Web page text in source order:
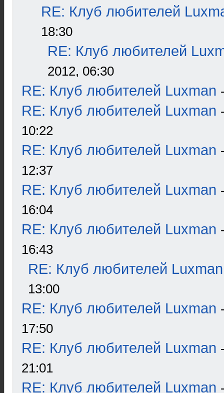
RE: Клуб любителей
18:30
RE: Клуб любителей
2012, 06:30
RE: Клуб любителей Luxman
RE: Клуб любителей Luxman
10:22
RE: Клуб любителей Luxman
12:37
RE: Клуб любителей Luxman
16:04
RE: Клуб любителей Luxman
16:43
RE: Клуб любителей Luxman
13:00
RE: Клуб любителей Luxman
17:50
RE: Клуб любителей Luxman
21:01
RE: Клуб любителей Luxman